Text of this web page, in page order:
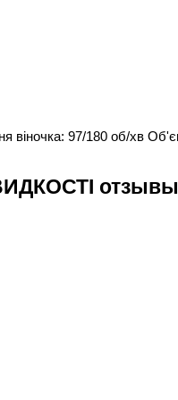
віночка: 97/180 об/хв
отзывы